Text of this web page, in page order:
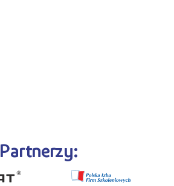
Partnerzy: